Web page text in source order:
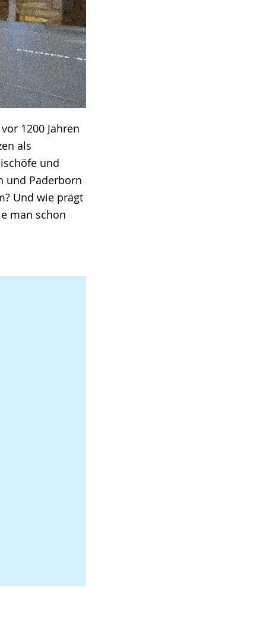
1200 Jahren
als
und
und Paderborn
Und wie prägt
man schon